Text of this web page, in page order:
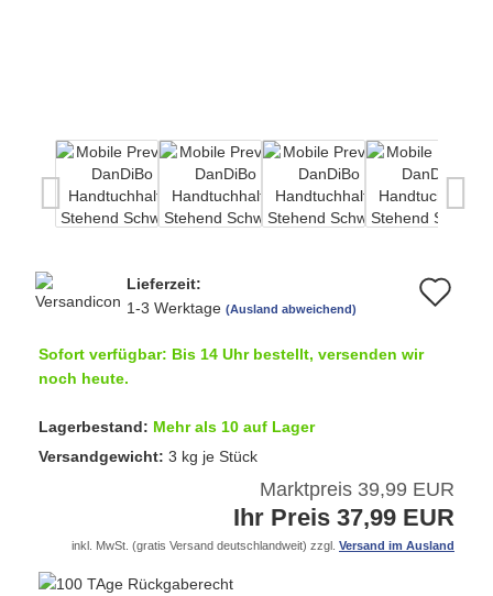
Lieferzeit:
1-3 Werktage (Ausland abweichend)
Sofort verfügbar: Bis 14 Uhr bestellt, versenden wir
noch heute.
Lagerbestand: Mehr als 10 auf Lager
Versandgewicht: 3 kg je Stück
Marktpreis 39,99 EUR
Ihr Preis 37,99 EUR
inkl. MwSt. (gratis Versand deutschlandweit) zzgl. Versand im Ausland